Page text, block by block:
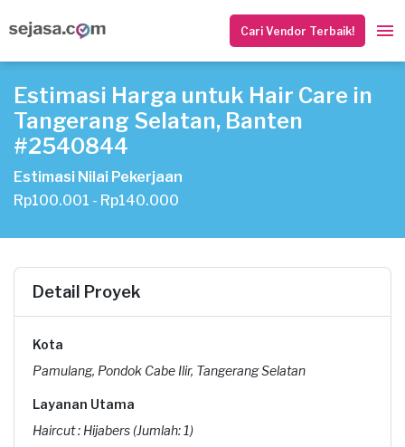
Cari Vendor Terbaik!
Estimasi Harga untuk Hair Care in
Tangerang Selatan, Banten
#2540844
Estimasi Nilai Pekerjaan
Rp100.001 - Rp140.000
Detail Proyek
Kota
Pamulang, Pondok Cabe Ilir, Tangerang Selatan
Layanan Utama
Haircut : Hijabers (Jumlah: 1)